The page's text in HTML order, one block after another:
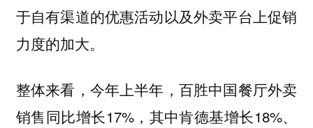
于自有渠道的优惠活动以及外卖平台上促销
力度的加大。
整体来看，今年上半年，百胜中国餐厅外卖
销售同比增长17%，其中肯德基增长18%、